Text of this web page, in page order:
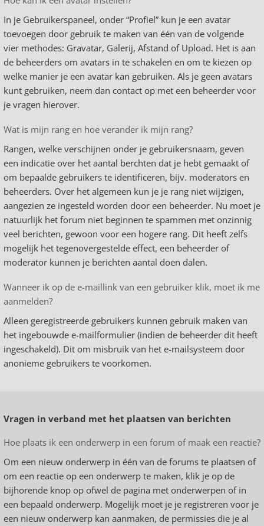
In je Gebruikerspaneel, onder “Profiel” kun je een avatar
toevoegen door gebruik te maken van één van de volgende
vier methodes: Gravatar, Galerij, Afstand of Upload. Het is aan
de beheerders om avatars in te schakelen en om te kiezen op
welke manier je een avatar kan gebruiken. Als je geen avatars
kunt gebruiken, neem dan contact op met een beheerder voor
je vragen hierover.
Wat is mijn rang en hoe verander ik mijn rang?
Rangen, welke verschijnen onder je gebruikersnaam, geven
een indicatie over het aantal berchten dat je hebt gemaakt of
om bepaalde gebruikers te identificeren, bijv. moderators en
beheerders. Over het algemeen kun je je rang niet wijzigen,
aangezien ze ingesteld worden door een beheerder. Nu moet je
natuurlijk het forum niet beginnen te spammen met onzinnig
veel berichten, gewoon voor een hogere rang. Dit heeft zelfs
mogelijk het tegenovergestelde effect, een beheerder of
moderator kunnen je berichten aantal doen dalen.
Wanneer ik op de e-maillink van een gebruiker klik, moet ik me
aanmelden?
Alleen geregistreerde gebruikers kunnen gebruik maken van
het ingebouwde e-mailformulier (indien de beheerder dit heeft
ingeschakeld). Dit om misbruik van het e-mailsysteem door
anonieme gebruikers te voorkomen.
Vragen in verband met het plaatsen van berichten
Hoe plaats ik een onderwerp in een forum of maak een reactie?
Om een nieuw onderwerp in één van de forums te plaatsen of
om een reactie op een onderwerp te maken, klik je op de
bijhorende knop op ofwel de pagina met onderwerpen of in
een bepaald onderwerp. Mogelijk moet je je registreren voor je
een nieuw onderwerp kan aanmaken, de permissies die je al